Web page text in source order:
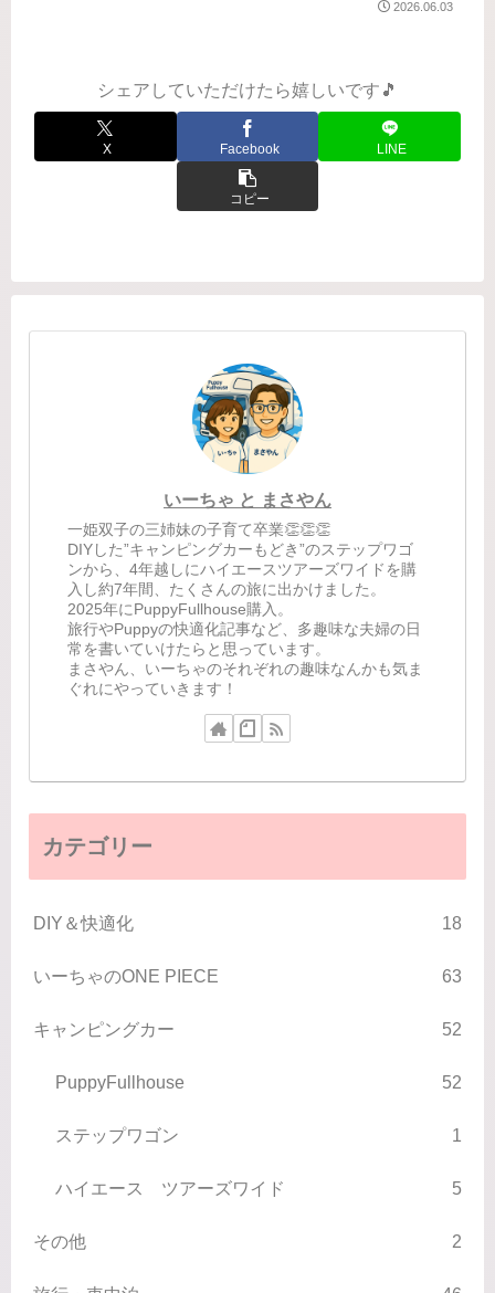
TSUTAYAにて。1Fはマンダロリアンフ
2026.06.03
シェアしていただけたら嬉しいです🎵
X Facebook LINE
コピー
いーちゃ と まさやん
一姫双子の三姉妹の子育て卒業👏👏👏
DIYした”キャンピングカーもどき”のステップワゴ
ンから、4年越しにハイエースツアーズワイドを購
入し約7年間、たくさんの旅に出かけました。
2025年にPuppyFullhouse購入。
旅行やPuppyの快適化記事など、多趣味な夫婦の日
常を書いていけたらと思っています。
まさやん、いーちゃのそれぞれの趣味なんかも気ま
ぐれにやっていきます！
カテゴリー
DIY＆快適化 18
いーちゃのONE PIECE 63
キャンピングカー 52
PuppyFullhouse 52
ステップワゴン 1
ハイエース ツアーズワイド 5
その他 2